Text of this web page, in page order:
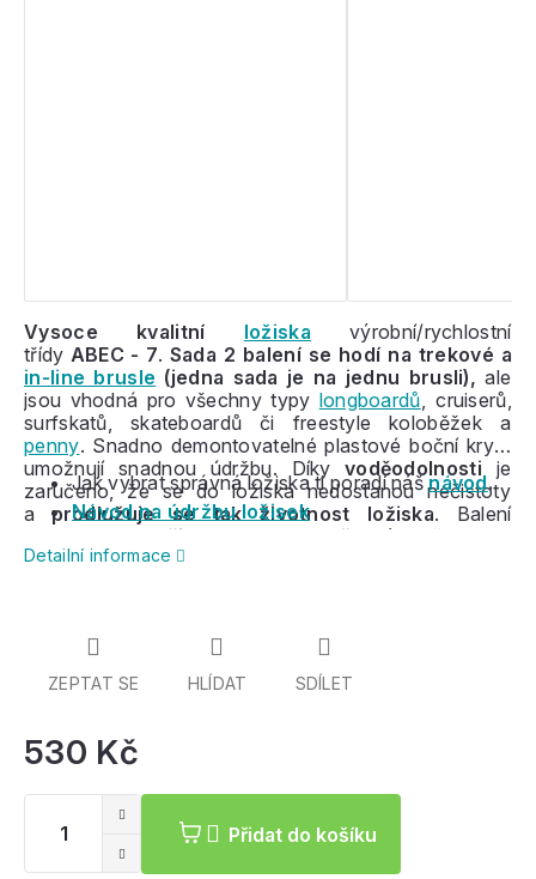
530 Kč
Přidat do košíku
Vysoce kvalitní ložiska
výrobní/rychlostní
třídy ABEC - 7. Sada 2 balení se hodí na trekové a
in-line brusle (jedna sada je na jednu brusli), ale
jsou vhodná pro všechny typy longboardů, cruiserů,
surfskatů, skateboardů či freestyle koloběžek a
penny. Snadno demontovatelné plastové boční kryty
umožnují snadnou údržbu. Díky voděodolnosti
je
zaručeno, že se do ložiska nedostanou nečistoty
a
prodlužuje se tak životnost ložiska. Balení
ložisek pro 8 koleček
(2 ložiska na
jedno kolečko).
Jak vybrat správná ložiska ti poradí náš návod.
Návod na údržbu ložisek
Detailní informace
ZEPTAT SE HLÍDAT SDÍLET